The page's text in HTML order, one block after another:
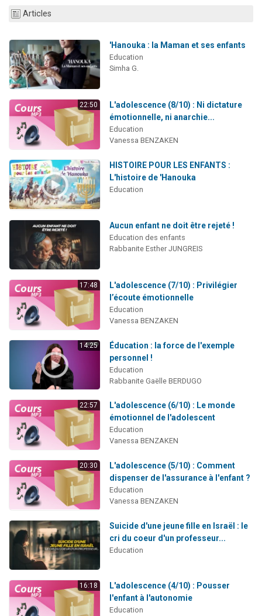
Malgorzata vient de donner son Maasser
Articles
'Hanouka : la Maman et ses enfants
Education
Simha G.
22:50
L'adolescence (8/10) : Ni dictature
émotionnelle, ni anarchie...
Education
Vanessa BENZAKEN
HISTOIRE POUR LES ENFANTS :
L'histoire de 'Hanouka
Education
Aucun enfant ne doit être rejeté !
Education des enfants
Rabbanite Esther JUNGREIS
17:48
L'adolescence (7/10) : Privilégier
l’écoute émotionnelle
Education
Vanessa BENZAKEN
14:25
Éducation : la force de l'exemple
personnel !
Education
Rabbanite Gaëlle BERDUGO
22:57
L'adolescence (6/10) : Le monde
émotionnel de l'adolescent
Education
Vanessa BENZAKEN
20:30
L'adolescence (5/10) : Comment
dispenser de l'assurance à l'enfant ?
Education
Vanessa BENZAKEN
Suicide d'une jeune fille en Israël : le
cri du coeur d'un professeur...
Education
16:18
L'adolescence (4/10) : Pousser
l'enfant à l'autonomie
Education